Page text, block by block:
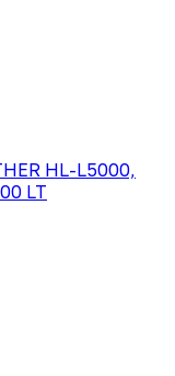
HL-L5000,
LT